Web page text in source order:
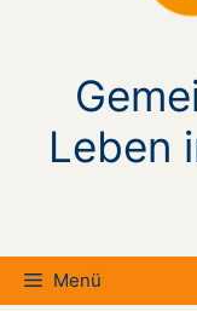
Leben
Menü